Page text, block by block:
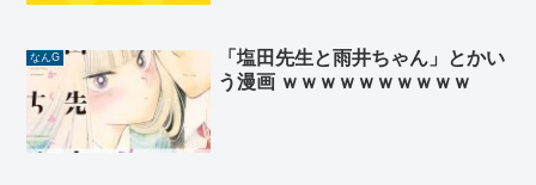
なんG
「塩田先生と雨井ちゃん」とかい
う漫画 ｗｗｗｗｗｗｗｗｗｗ